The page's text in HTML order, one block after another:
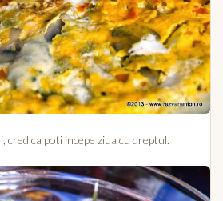
cred ca poti incepe ziua cu dreptul.